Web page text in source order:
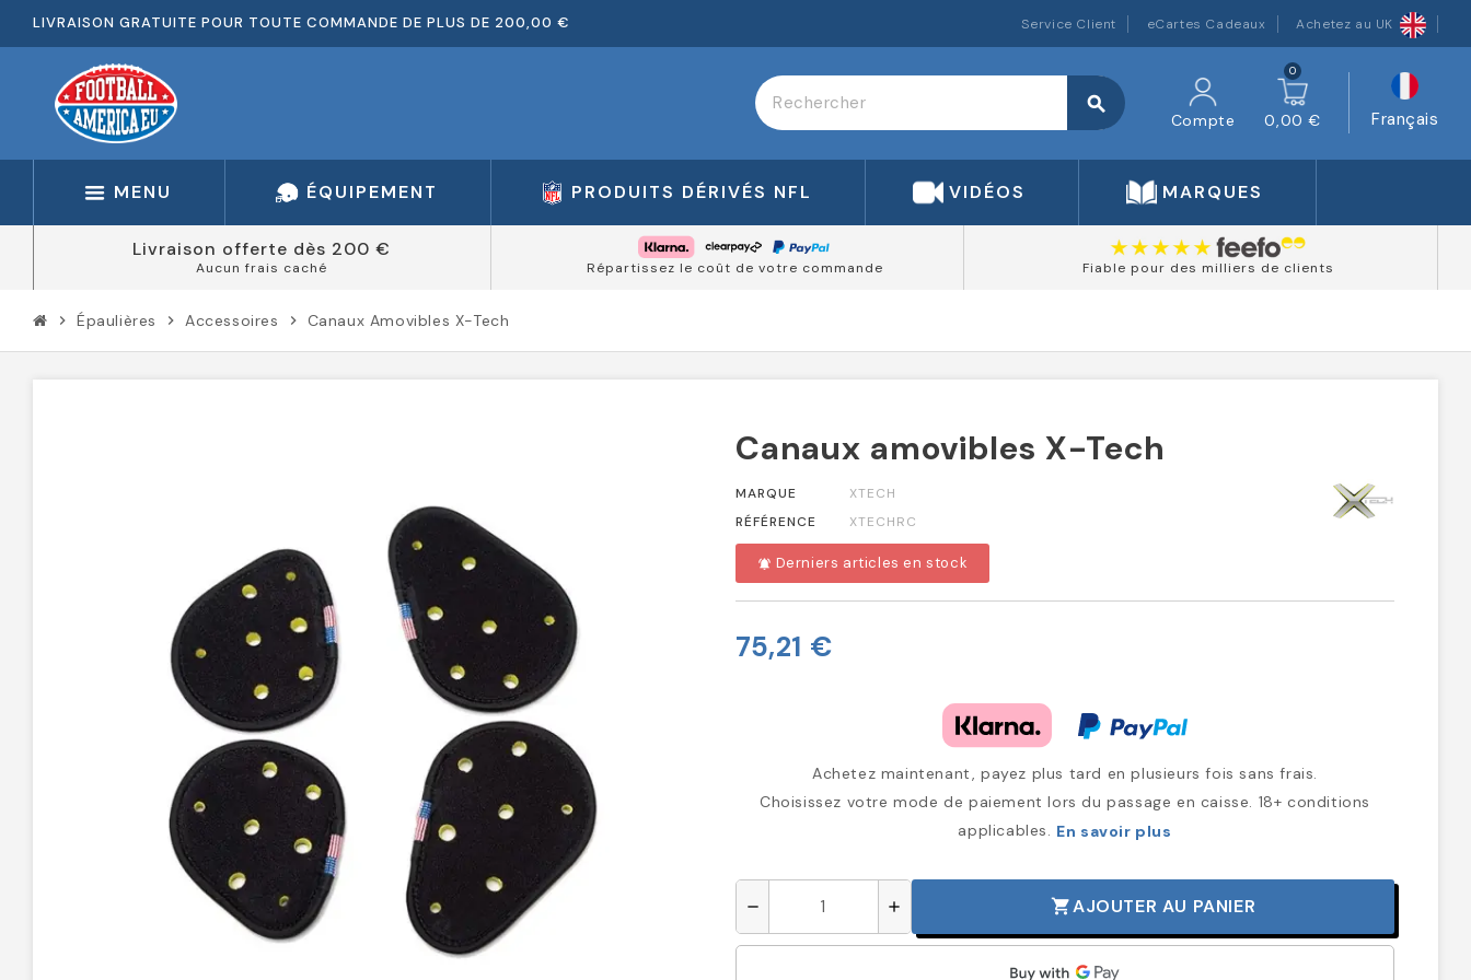
LIVRAISON GRATUITE POUR TOUTE COMMANDE DE PLUS DE 200,00 € Service Client eCartes Cadeaux Achetez au UK
search
Compte
0
0,00 € Français
MENU ÉQUIPEMENT PRODUITS DÉRIVÉS NFL VIDÉOS MARQUES
Livraison offerte dès 200 €
Aucun frais caché Répartissez le coût de votre commande Fiable pour des milliers de clients
chevron_right Épaulières chevron_right Accessoires chevron_right Canaux Amovibles X-Tech
Canaux amovibles X-Tech
MARQUE
XTECH
RÉFÉRENCE
XTECHRC
notifications_active Derniers articles en stock
75,21 €
Achetez maintenant, payez plus tard en plusieurs fois sans frais.
Choisissez votre mode de paiement lors du passage en caisse. 18+ conditions
applicables. En savoir plus
remove add shopping_cartAJOUTER AU PANIER